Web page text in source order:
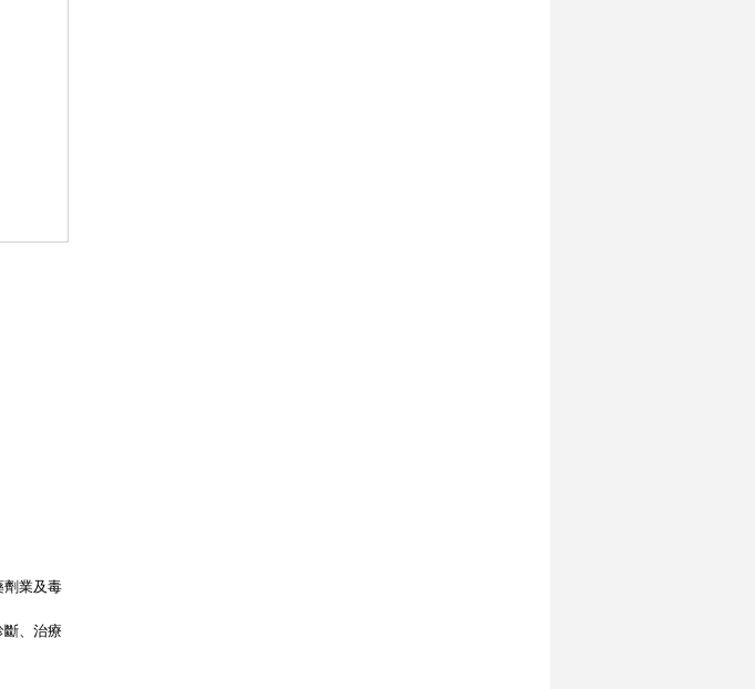
劑業及毒
斷、治療